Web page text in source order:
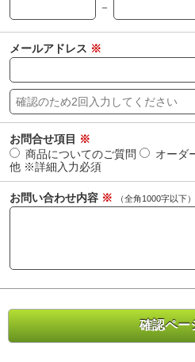
－
メールアドレス ※
お問合せ項目 ※
商品についてのご質問
オーダ
他 ※詳細入力必須
お問い合わせ内容 ※ （全角1000字以下）